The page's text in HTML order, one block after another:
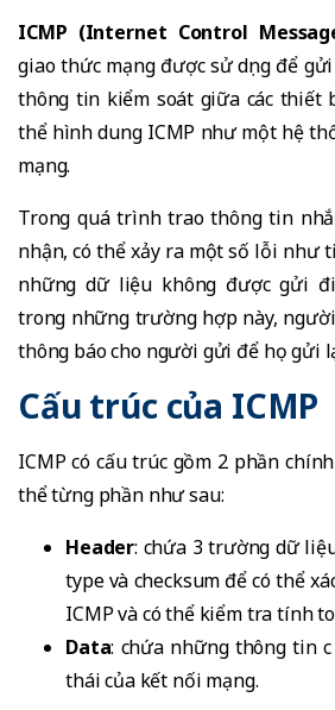
ICMP (Internet Control
giao thức mạng được sử dụng để
thông tin kiểm soát giữa các thiết
thể hình dung ICMP như một hệ
mạng.
Trong quá trình trao thông tin
nhận, có thể xảy ra một số lỗi như
những dữ liệu không được gửi
trong những trường hợp này,
thông báo cho người gửi để họ gửi
Cấu trúc của ICMP
ICMP có cấu trúc gồm 2 phần chính
thể từng phần như sau:
Header: chứa 3 trường dữ
type và checksum để có thể
ICMP và có thể kiểm tra tính
Data: chứa những thông tin
thái của kết nối mạng.